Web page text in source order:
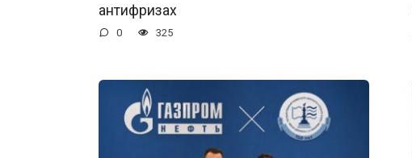
антифризах
0 325